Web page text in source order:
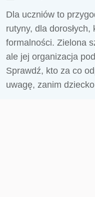
Dla uczniów to
rutyny, dla
formalności. Zielona
ale jej organizacja
Sprawdź, kto za co
uwagę, zanim